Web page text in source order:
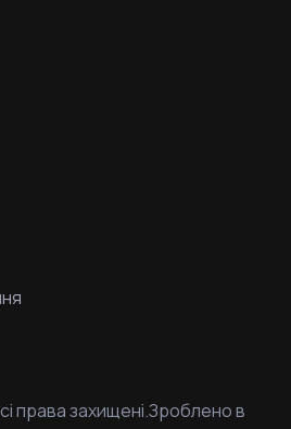
права захищені.Зроблено в